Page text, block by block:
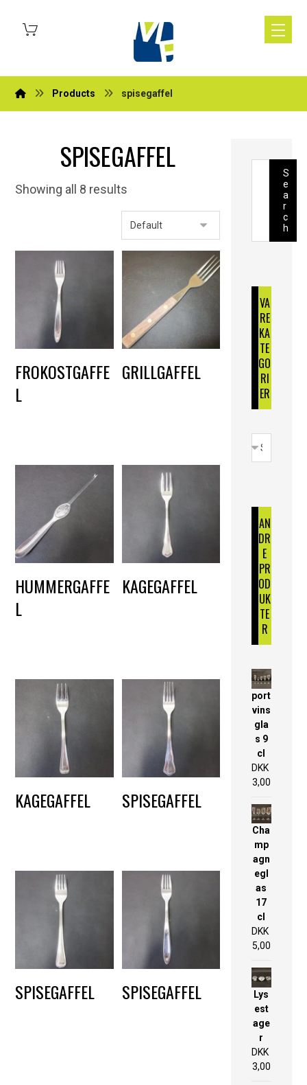
Products spisegaffel
SPISEGAFFEL
Showing all 8 results
FROKOSTGAFFE
L
GRILLGAFFEL
HUMMERGAFFE
L
KAGEGAFFEL
KAGEGAFFEL SPISEGAFFEL
SPISEGAFFEL SPISEGAFFEL
S
e
a
r
c
h
VA
RE
KA
TE
GO
RI
ER
AN
DR
E
PR
OD
UK
TE
R
port
vins
gla
s 9
cl
DKK
3,00
Cha
mp
agn
egl
as
17
cl
DKK
5,00
Lys
est
age
r
DKK
3,00